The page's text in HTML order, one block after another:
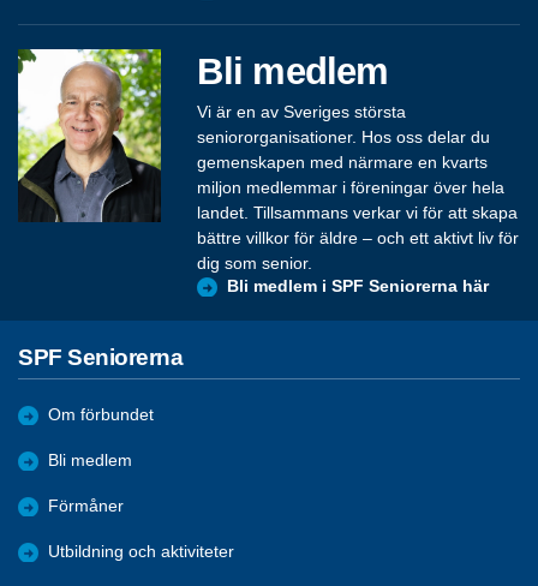
Bli medlem
Vi är en av Sveriges största
seniororganisationer. Hos oss delar du
gemenskapen med närmare en kvarts
miljon medlemmar i föreningar över hela
landet. Tillsammans verkar vi för att skapa
bättre villkor för äldre – och ett aktivt liv för
dig som senior.
Bli medlem i SPF Seniorerna här
SPF Seniorerna
Om förbundet
Bli medlem
Förmåner
Utbildning och aktiviteter